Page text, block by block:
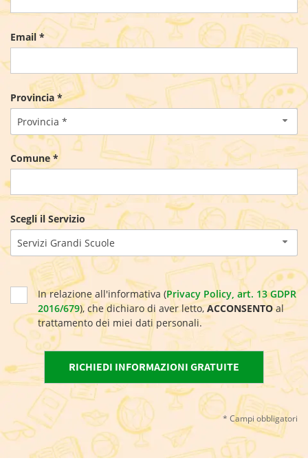
Email *
Provincia *
Provincia *
Comune *
Scegli il Servizio
Servizi Grandi Scuole
In relazione all'informativa (Privacy Policy, art. 13 GDPR
2016/679), che dichiaro di aver letto,ACCONSENTOal
trattamento dei miei dati personali.
* Campi obbligatori